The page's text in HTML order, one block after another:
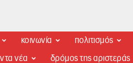
κοινωνία πολιτισμός
νέα δρόμος της αριστεράς